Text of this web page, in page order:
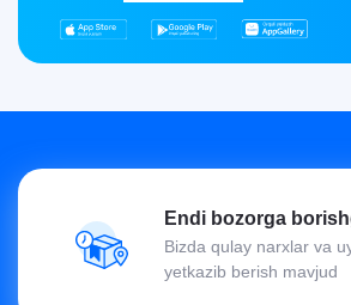
Endi bozorga
Bizda qulay narxlar va
yetkazib berish mavjud